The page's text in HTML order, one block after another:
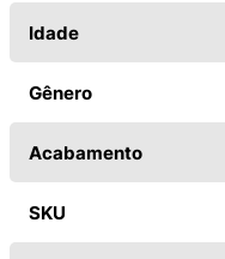
Idade
Gênero
Acabamento
SKU